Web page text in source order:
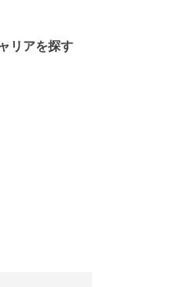
リアを探す